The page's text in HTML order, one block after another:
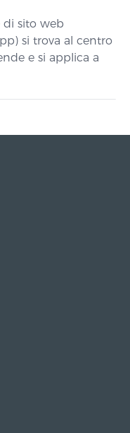
di sito web
si trova al centro
e si applica a